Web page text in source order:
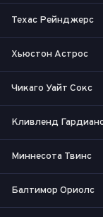
Техас Рейнджерс
Хьюстон Астрос
Чикаго Уайт Сокс
Кливленд
Миннесота Твинс
Балтимор Ориолс